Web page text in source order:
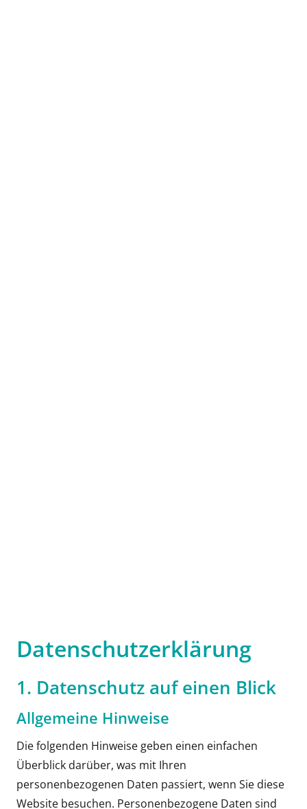
Datenschutz­erklärung
1. Datenschutz auf einen Blick
Allgemeine Hinweise
Die folgenden Hinweise geben einen einfachen
Überblick darüber, was mit Ihren
personenbezogenen Daten passiert, wenn Sie diese
Website besuchen. Personenbezogene Daten sind